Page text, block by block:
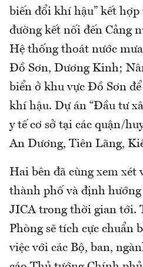
biến đổi khí hậu” kết
đường kết nối đến Cảng
Hệ thống thoát nước
Đồ Sơn, Dương Kinh;
biển ở khu vực Đồ Sơn
khí hậu. Dự án “Đầu tư
y tế cơ sở tại các quận/
An Dương, Tiên Lãng,
Hai bên đã cùng xem xét
thành phố và định
JICA trong thời gian tới.
Phòng sẽ tích cực chuẩn
việc với các Bộ, ban,